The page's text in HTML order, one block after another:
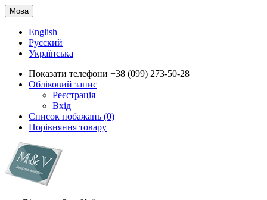
Мова
English
Русский
Українська
Показати телефони +38 (099) 273-50-28
Обліковий запис
Реєстрація
Вхід
Список побажань (0)
Порівняння товару